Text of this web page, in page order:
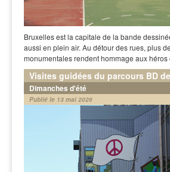
Bruxelles est la capitale de la bande
aussi en plein air. Au détour des rues, plus
monumentales rendent hommage aux
Visites guidées du parcours BD
Dimanches d'été
Publié le 13 mai 2026